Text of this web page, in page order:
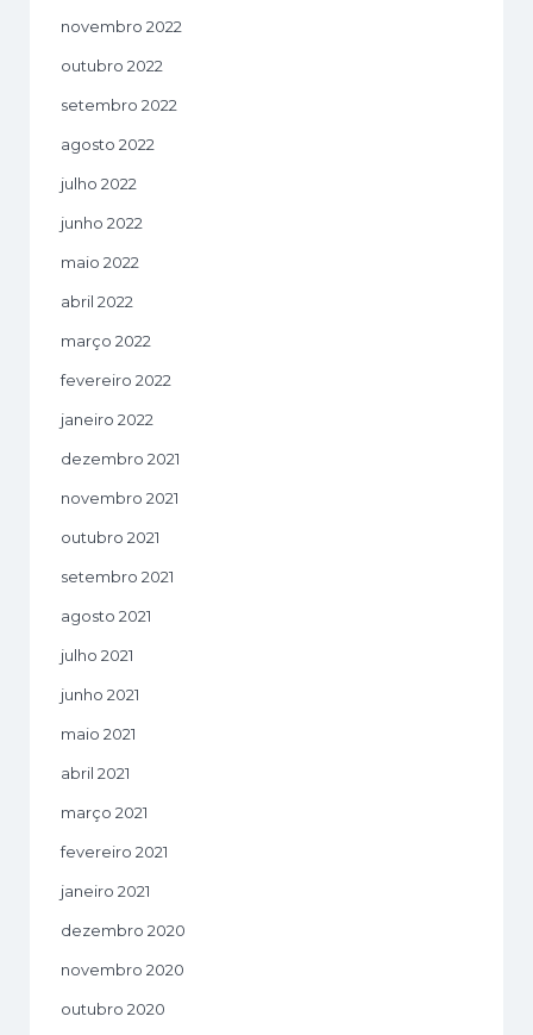
novembro 2022
outubro 2022
setembro 2022
agosto 2022
julho 2022
junho 2022
maio 2022
abril 2022
março 2022
fevereiro 2022
janeiro 2022
dezembro 2021
novembro 2021
outubro 2021
setembro 2021
agosto 2021
julho 2021
junho 2021
maio 2021
abril 2021
março 2021
fevereiro 2021
janeiro 2021
dezembro 2020
novembro 2020
outubro 2020